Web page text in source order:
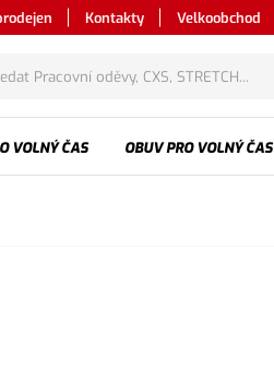
Kontakty Velkoobchod
VOLNÝ ČAS OBUV PRO VOLNÝ ČAS